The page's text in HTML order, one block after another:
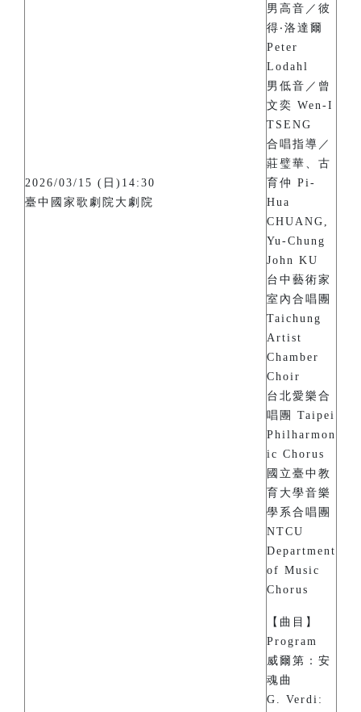
2026/03/15 (日)14:30
臺中國家歌劇院大劇院
男高音／彼
得‧洛達爾
Peter
Lodahl
男低音／曾
文奕 Wen-I
TSENG
合唱指導／
莊璧華、古
育仲 Pi-
Hua
CHUANG,
Yu-Chung
John KU
台中藝術家
室內合唱團
Taichung
Artist
Chamber
Choir
台北愛樂合
唱團 Taipei
Philharmon
ic Chorus
國立臺中教
育大學音樂
學系合唱團
NTCU
Department
of Music
Chorus
【曲目】
Program
威爾第：安
魂曲
G. Verdi: